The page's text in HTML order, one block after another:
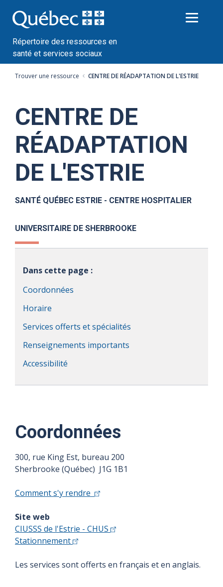
au
contenu
Répertoire des ressources en
santé et services sociaux
Trouver une ressource CENTRE DE RÉADAPTATION DE L'ESTRIE
CENTRE DE
RÉADAPTATION
DE L'ESTRIE
SANTÉ QUÉBEC ESTRIE - CENTRE HOSPITALIER
UNIVERSITAIRE DE SHERBROOKE
Dans cette page :
Coordonnées
Horaire
Services offerts et spécialités
Renseignements importants
Accessibilité
Coordonnées
300, rue King Est, bureau 200
Sherbrooke (Québec) J1G 1B1
Comment s'y rendre
Site web
CIUSSS de l'Estrie - CHUS
Stationnement
Les services sont offerts en français et en anglais.